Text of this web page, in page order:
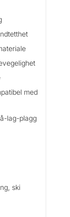
med
lag-plagg
ski